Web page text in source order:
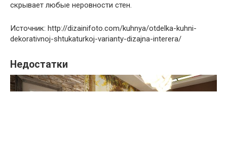
скрывает любые неровности стен.
Источник: http://dizainifoto.com/kuhnya/otdelka-kuhni-
dekorativnoj-shtukaturkoj-varianty-dizajna-interera/
Недостатки